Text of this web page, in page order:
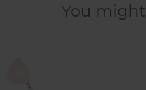
You